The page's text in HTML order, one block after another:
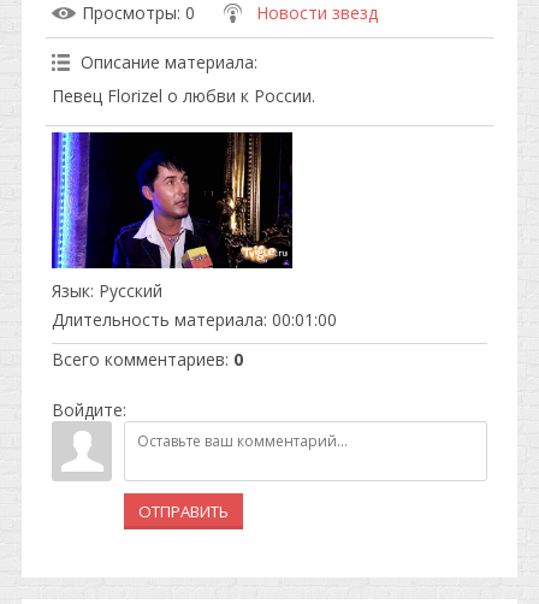
Просмотры: 0 Новости звезд
Описание материала:
Певец Florizel о любви к России.
Язык: Русский
Длительность материала: 00:01:00
Всего комментариев: 0
Войдите:
ОТПРАВИТЬ